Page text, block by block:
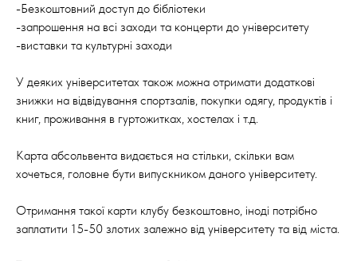
-Безкоштовний доступ до бібліотеки
-запрошення на всі заходи та концерти до університету
-виставки та культурні заходи
У деяких університетах також можна отримати додаткові
знижки на відвідування спортзалів, покупки одягу, продуктів і
книг, проживання в гуртожитках, хостелах і т.д.
Карта абсольвента видається на стільки, скільки вам
хочеться, головне бути випускником даного університету.
Отримання такої карти клубу безкоштовно, іноді потрібно
заплатити 15-50 злотих залежно від університету та від міста.